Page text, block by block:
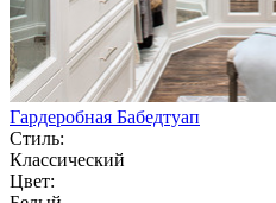
Гардеробная Бабедтуап
Стиль:
Классический
Цвет: